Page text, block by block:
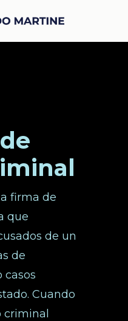
firma de
que
de un
de
casos
Cuando
criminal